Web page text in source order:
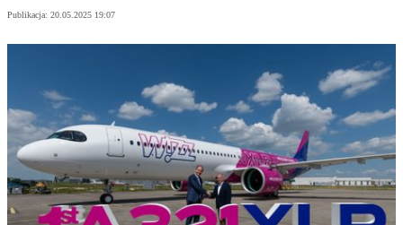
Publikacja: 20.05.2025 19:07